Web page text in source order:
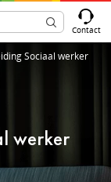
Contact
Sociaal werker
werker